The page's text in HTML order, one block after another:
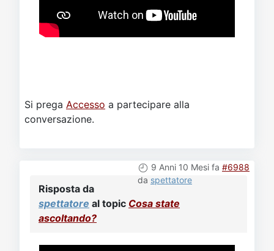
Si prega Accesso a partecipare alla
conversazione.
9 Anni 10 Mesi fa #6988
da spettatore
Risposta da
spettatore al topic Cosa state
ascoltando?